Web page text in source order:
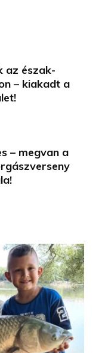
az észak-
– kiakadt a
– megvan a